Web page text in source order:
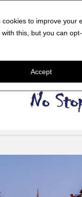
cookies to improve your
this, but you can
Accept